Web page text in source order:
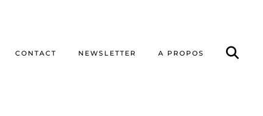
CONTACT NEWSLETTER A PROPOS